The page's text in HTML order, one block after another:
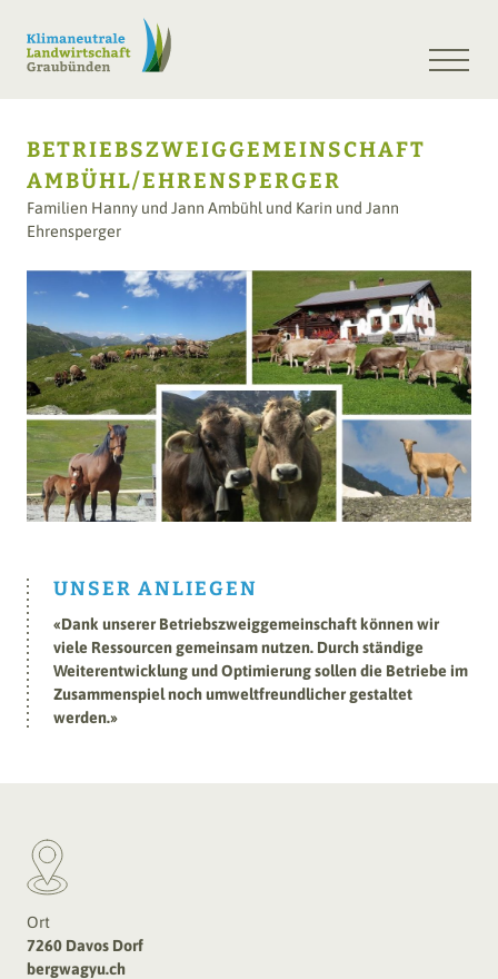
BETRIEBSZWEIGGEMEINSCHAFT
AMBÜHL/EHRENSPERGER
Familien Hanny und Jann Ambühl und Karin und Jann
Ehrensperger
UNSER ANLIEGEN
«Dank unserer Betriebszweiggemeinschaft können wir
viele Ressourcen gemeinsam nutzen. Durch ständige
Weiterentwicklung und Optimierung sollen die Betriebe im
Zusammenspiel noch umweltfreundlicher gestaltet
werden.»
Ort
7260 Davos Dorf
bergwagyu.ch